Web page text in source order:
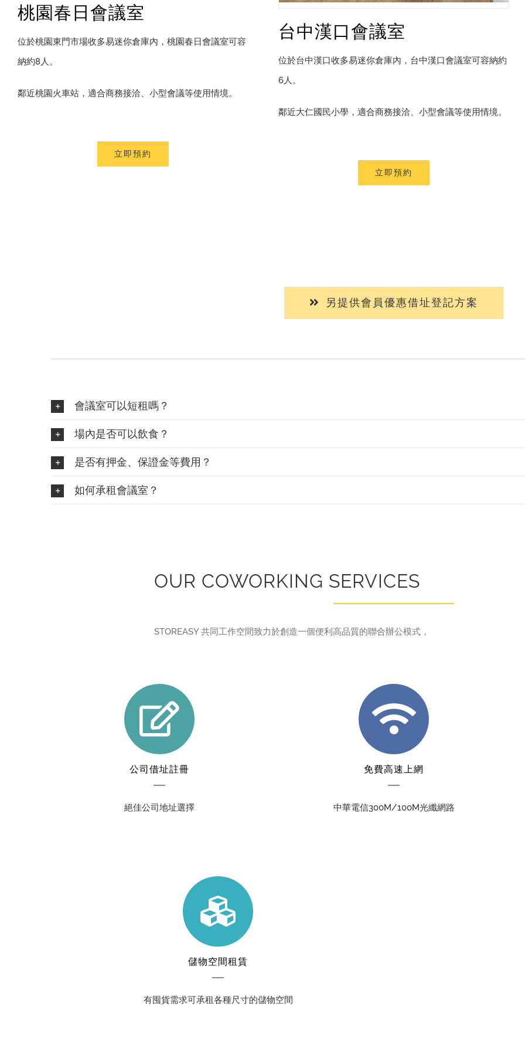
桃園春日會議室
位於桃園東門市場收多易迷你倉庫內，桃園春日會議室可容
納約8人。
鄰近桃園火車站，適合商務接洽、小型會議等使用情境。
立即預約
台中漢口會議室
位於台中漢口收多易迷你倉庫內，台中漢口會議室可容納約
6人。
鄰近大仁國民小學，適合商務接洽、小型會議等使用情境。
立即預約
另提供會員優惠借址登記方案
會議室可以短租嗎？
場內是否可以飲食？
是否有押金、保證金等費用？
如何承租會議室？
OUR COWORKING SERVICES
STOREASY 共同工作空間致力於創造一個便利高品質的聯合辦公模式，
公司借址註冊
絕佳公司地址選擇
免費高速上網
中華電信300M/100M光纖網路
儲物空間租賃
有囤貨需求可承租各種尺寸的儲物空間